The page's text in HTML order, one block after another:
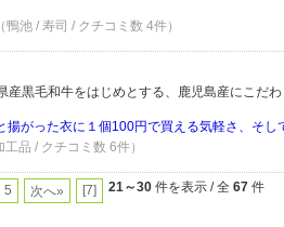
（鴨池 / 寿司 / クチコミ数 4件）
産黒毛和牛をはじめとする、鹿児島産にこだ
揚がった衣に１個100円で買える気軽さ、そし
工品 / クチコミ数 6件）
5 次へ» [7] 21～30 件を表示 / 全 67 件